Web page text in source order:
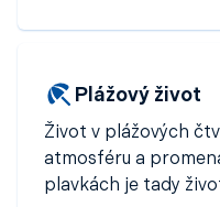
s rozsáhlými mokřady
svouletenku do Miami
plánujete cestu, určitě
do Miami, které lze
Plážový život
Život v plážových
atmosféru a
plavkách je tady